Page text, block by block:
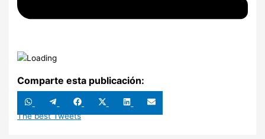
Comparte esta publicación:
Compartir
en
WhatsApp
Compartir
en
Telegram
Compartir
en
Facebook
Compartir
en
X
Compartir
en
LinkedIn
Compartir
en
Email
The best Tweets